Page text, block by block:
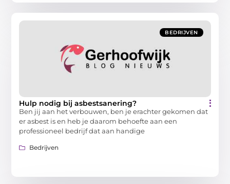
BEDRIJVEN
Hulp nodig bij asbestsanering?
Ben jij aan het verbouwen, ben je erachter gekomen dat
er asbest is en heb je daarom behoefte aan een
professioneel bedrijf dat aan handige
Bedrijven